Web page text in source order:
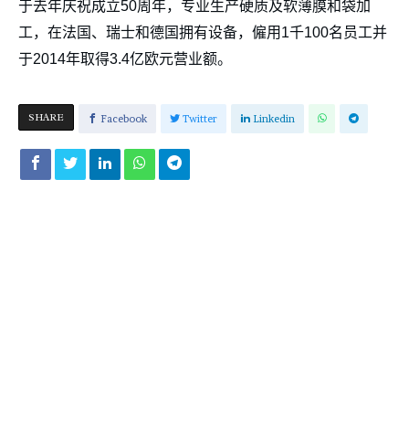
于去年庆祝成立50周年，专业生产硬质及软薄膜和袋加
工，在法国、瑞士和德国拥有设备，僱用1千100名员工并
于2014年取得3.4亿欧元营业额。
SHARE Facebook Twitter Linkedin